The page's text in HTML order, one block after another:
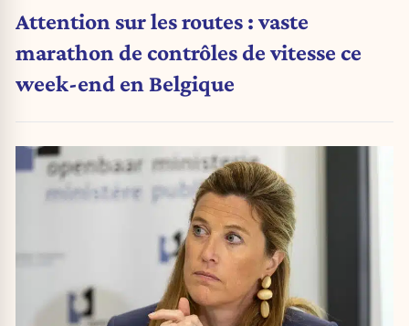
Attention sur les routes : vaste
marathon de contrôles de vitesse ce
week-end en Belgique